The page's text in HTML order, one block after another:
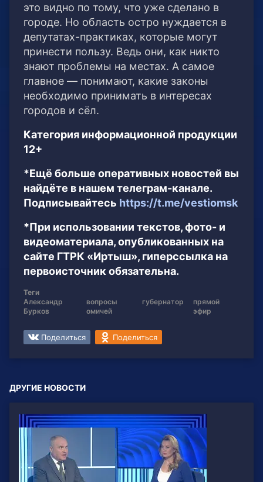
это видно по тому, что уже сделано в
городе. Но область остро нуждается в
депутатах-практиках, которые могут
принести пользу. Ведь они, как никто
знают проблемы на местах. А самое
главное — понимают, какие законы
необходимо принимать в интересах
городов и сёл.
Категория информационной продукции
12+
*Ещё больше оперативных новостей вы
найдёте в нашем телеграм-канале.
Подписывайтесь https://t.me/vestiomsk
*При использовании текстов, фото- и
видеоматериала, опубликованных на
сайте ГТРК «Иртыш», гиперссылка на
первоисточник обязательна.
Теги
Александр
Бурков
вопросы
омичей
губернатор
прямой
эфир
Поделиться Поделиться
ДРУГИЕ НОВОСТИ